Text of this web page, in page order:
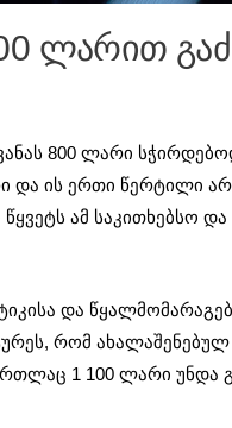
ლარით
800 ლარი
და ის ერთი წერტილი არ
ამ საკითხებსო
და
რომ ახალაშენებულ
1 100 ლარი უნდა